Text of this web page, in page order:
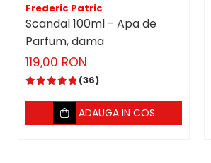
Zirconia
Oferta Saptamanii
Mai Multe >>
Parfumuri Clona Originale
Puncte Cadou
Frederic Patric
Scandal 100ml - Apa de
Parfum, dama
119,00 RON
(36)
ADAUGA IN COS